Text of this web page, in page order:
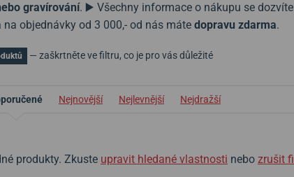
gravírování. ▶️ Všechny informace o nákupu se dozvíte
na objednávky od 3 000,- od nás máte dopravu zdarma.
— zaškrtněte ve filtru, co je pro vás důležité
Nejnovější Nejlevnější Nejdražší
produkty. Zkuste upravit hledané vlastnosti nebo zrušit